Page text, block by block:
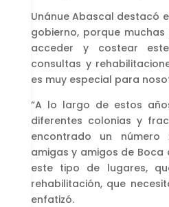
Unánue Abascal destacó
gobierno, porque
acceder y costear
consultas y
es muy especial para
“A lo largo de estos
diferentes colonias y
encontrado un
amigas y amigos de Boca
este tipo de lugares,
rehabilitación, que
enfatizó.